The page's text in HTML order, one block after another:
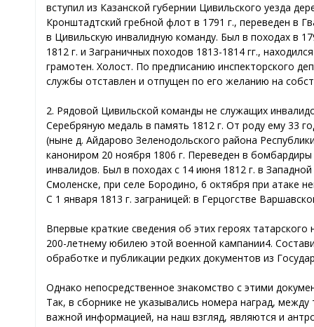
вступил из Казанской губернии Цивильского уезда
Кронштадтский гребной флот в 1791 г., переведен в
в Цивильскую инвалидную команду. Был в походах в
1812 г. и Заграничных походов 1813-1814 гг.,
грамотен. Холост. По предписанию инспекторского
службы отставлен и отпущен по его желанию на
2. Рядовой Цивильской команды не служащих
Серебряную медаль в память 1812 г. От роду ему 33
(ныне д. Айдарово Зеленодольского района
канониром 20 ноября 1806 г. Переведен в
инвалидов. Был в походах с 14 июня 1812 г. в
Смоленске, при селе Бородино, 6 октября при атаке
С 1 января 1813 г. заграницей: в Герцогстве
Впервые краткие сведения об этих героях
200-летнему юбилею этой военной кампании4.
обработке и публикации редких документов из
Однако непосредственное знакомство с этими
Так, в сборнике не указывались номера наград,
важной информацией, на наш взгляд, являются и